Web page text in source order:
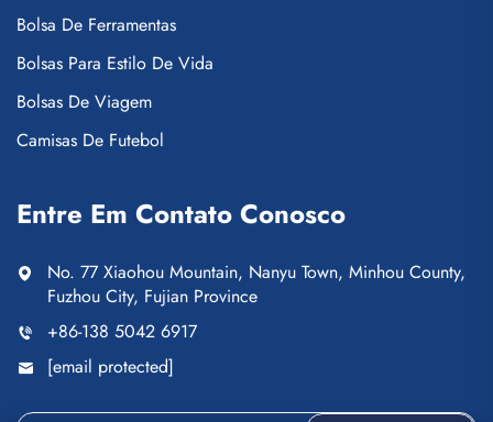
Bolsa De Ferramentas
Bolsas Para Estilo De Vida
Bolsas De Viagem
Camisas De Futebol
Entre Em Contato Conosco
No. 77 Xiaohou Mountain, Nanyu Town, Minhou County,
Fuzhou City, Fujian Province
+86-138 5042 6917
[email protected]